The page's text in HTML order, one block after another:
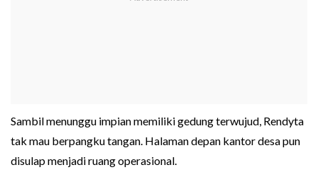
Sambil menunggu impian memiliki gedung terwujud, Rendyta
tak mau berpangku tangan. Halaman depan kantor desa pun
disulap menjadi ruang operasional.